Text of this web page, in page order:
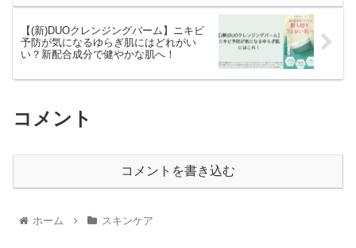
【(新)DUOクレンジングバーム】ニキビ
予防が気になるゆらぎ肌にはどれがい
い？新配合成分で健やかな肌へ！
コメント
コメントを書き込む
ホーム スキンケア